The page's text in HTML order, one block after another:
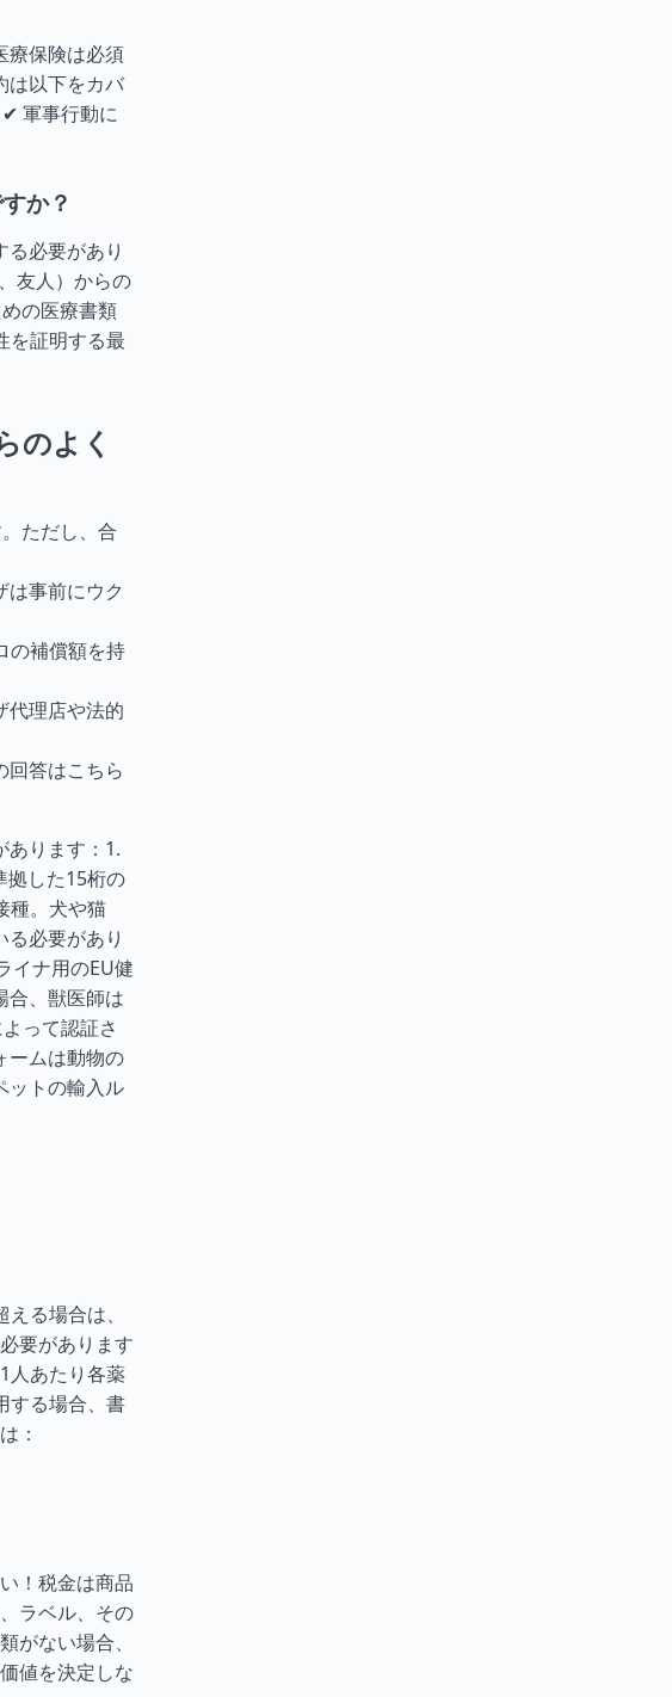
療保険は必須
は以下をカバ
軍事行動に
か？
必要があり
友人）からの
の医療書類
を証明する最
のよく
ただし、合
は事前にウク
の補償額を持
代理店や法的
回答はこちら
あります：1.
拠した15桁の
種。犬や猫
必要があり
イナ用のEU健
合、獣医師は
って認証さ
ームは動物の
ットの輸入ル
る場合は、
要があります
人あたり各薬
する場合、書
：
！税金は商品
ラベル、その
がない場合、
値を決定しな